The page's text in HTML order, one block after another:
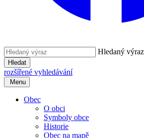
Hledaný výraz
Hledat
rozšířené vyhledávání
Menu
Obec
O obci
Symboly obce
Historie
Obec na mapě